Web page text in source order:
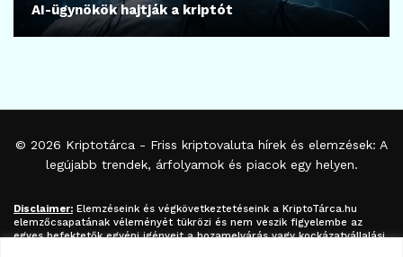
AI-ügynökök hajtják a kriptót
© 2026 Kriptotárca - Friss kriptovaluta hírek és elemzések: A
legújabb trendek, árfolyamok és piacok egy helyen.
Disclaimer: Elemzéseink és végkövetkeztetéseink a KriptoTárca.hu
elemzőcsapatának véleményét tükrözi és nem veszik figyelembe az
egyes befektetők egyéni igényeit a hozamelvárás vagy kockázatvállalási